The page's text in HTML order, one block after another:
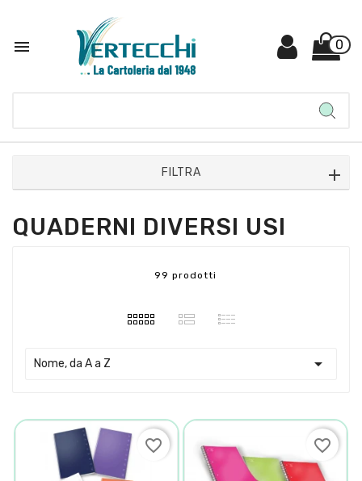
 0
FILTRA
QUADERNI DIVERSI USI
99 prodotti
Nome, da A a Z 
favorite_border favorite_border